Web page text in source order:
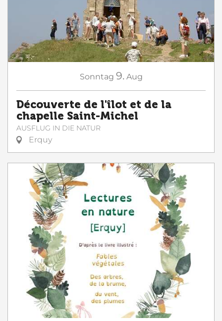
Sonntag 9. Aug
Découverte de l'îlot et de la
chapelle Saint-Michel
AUSFLUG IN DIE NATUR
Erquy